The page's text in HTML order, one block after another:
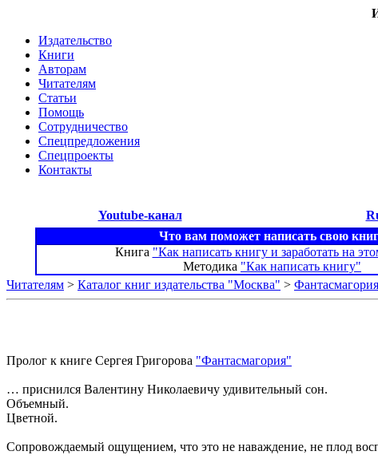
Издательство
Книги
Авторам
Читателям
Статьи
Помощь
Сотрудничество
Спецпредложения
Спецпроекты
Контакты
Youtube-канал
Что вам поможет написать свою
Книга "Как написать книгу и заработать на
Методика "Как написать книгу"
Читателям > Каталог книг издательства "Москва" > Фантасмагория
Пролог к книге Сергея Григорова "Фантасмагория"
… приснился Валентину Николаевичу удивительный сон.
Объемный.
Цветной.
Сопровождаемый ощущением, что это не наваждение, не плод